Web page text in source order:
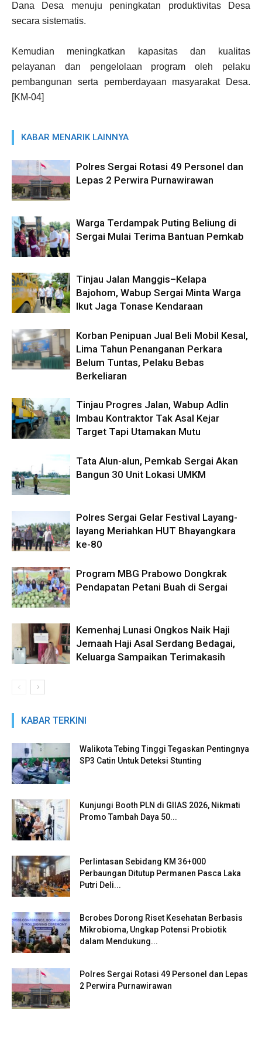
Dana Desa menuju peningkatan produktivitas Desa
secara sistematis.
Kemudian meningkatkan kapasitas dan kualitas
pelayanan dan pengelolaan program oleh pelaku
pembangunan serta pemberdayaan masyarakat Desa.
[KM-04]
KABAR MENARIK LAINNYA
Polres Sergai Rotasi 49 Personel dan
Lepas 2 Perwira Purnawirawan
Warga Terdampak Puting Beliung di
Sergai Mulai Terima Bantuan Pemkab
Tinjau Jalan Manggis–Kelapa
Bajohom, Wabup Sergai Minta Warga
Ikut Jaga Tonase Kendaraan
Korban Penipuan Jual Beli Mobil Kesal,
Lima Tahun Penanganan Perkara
Belum Tuntas, Pelaku Bebas
Berkeliaran
Tinjau Progres Jalan, Wabup Adlin
Imbau Kontraktor Tak Asal Kejar
Target Tapi Utamakan Mutu
Tata Alun-alun, Pemkab Sergai Akan
Bangun 30 Unit Lokasi UMKM
Polres Sergai Gelar Festival Layang-
layang Meriahkan HUT Bhayangkara
ke-80
Program MBG Prabowo Dongkrak
Pendapatan Petani Buah di Sergai
Kemenhaj Lunasi Ongkos Naik Haji
Jemaah Haji Asal Serdang Bedagai,
Keluarga Sampaikan Terimakasih
KABAR TERKINI
Walikota Tebing Tinggi Tegaskan Pentingnya
SP3 Catin Untuk Deteksi Stunting
Kunjungi Booth PLN di GIIAS 2026, Nikmati
Promo Tambah Daya 50...
Perlintasan Sebidang KM 36+000
Perbaungan Ditutup Permanen Pasca Laka
Putri Deli...
Bcrobes Dorong Riset Kesehatan Berbasis
Mikrobioma, Ungkap Potensi Probiotik
dalam Mendukung...
Polres Sergai Rotasi 49 Personel dan Lepas
2 Perwira Purnawirawan